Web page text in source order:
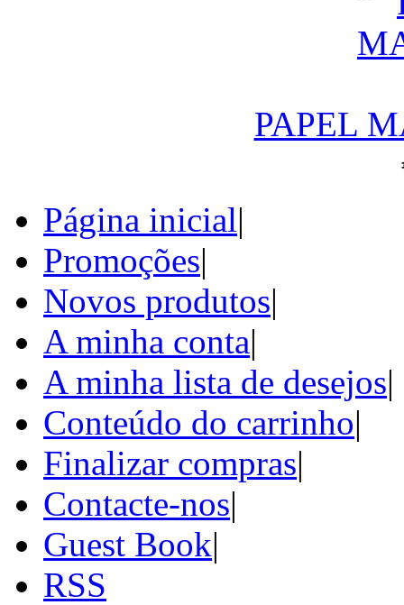
PAPEL
Página inicial|
Promoções|
Novos produtos|
A minha conta|
A minha lista de desejos|
Conteúdo do carrinho|
Finalizar compras|
Contacte-nos|
Guest Book|
RSS